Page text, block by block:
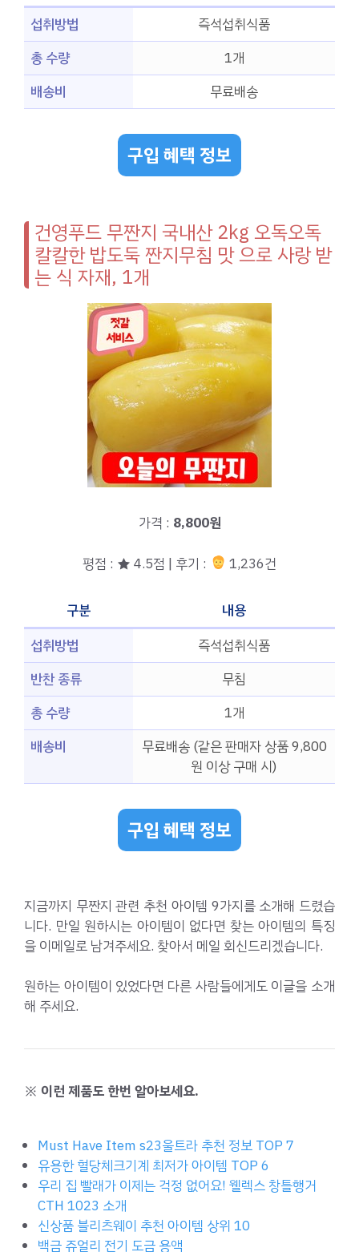
섭취방법
즉석섭취식품
총 수량
1개
배송비
무료배송
구입 혜택 정보
건영푸드 무짠지 국내산 2kg 오독오독
칼칼한 밥도둑 짠지무침 맛 으로 사랑 받
는 식 자재, 1개
가격 : 8,800원
평점 : ★ 4.5점 | 후기 : 1,236건
구분
내용
섭취방법
즉석섭취식품
반찬 종류
무침
총 수량
1개
배송비
무료배송 (같은 판매자 상품 9,800
원 이상 구매 시)
구입 혜택 정보
지금까지 무짠지 관련 추천 아이템 9가지를 소개해 드렸습
니다. 만일 원하시는 아이템이 없다면 찾는 아이템의 특징
을 이메일로 남겨주세요. 찾아서 메일 회신드리겠습니다.
원하는 아이템이 있었다면 다른 사람들에게도 이글을 소개
해 주세요.
※ 이런 제품도 한번 알아보세요.
Must Have Item s23울트라 추천 정보 TOP 7
유용한 혈당체크기계 최저가 아이템 TOP 6
우리 집 빨래가 이제는 걱정 없어요! 웰렉스 창틀행거
CTH 1023 소개
신상품 블리츠웨이 추천 아이템 상위 10
백금 쥬얼리 전기 도금 용액